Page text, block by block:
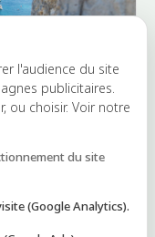
l'audience du site
publicitaires.
ou choisir. Voir notre
du site
(Google Analytics).